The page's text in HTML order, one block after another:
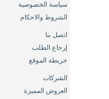
سياسة الخصوصية
الشروط والاحكام
اتصل بنا
إرجاع الطلب
خريطة الموقع
الشركات
العروض المميزة